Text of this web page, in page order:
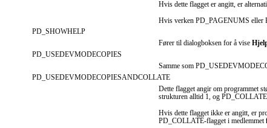
Hvis dette flagget er angitt, er
Hvis verken PD_PAGENUMS eller
PD_SHOWHELP
Fører til dialogboksen for å vise
PD_USEDEVMODECOPIES
Samme som
PD_USEDEVMODECOPIESANDCOLLATE
Dette flagget angir om programmet
strukturen alltid 1, og
Hvis dette flagget ikke er angitt, er
PD_COLLATE-flagget i medlemmet